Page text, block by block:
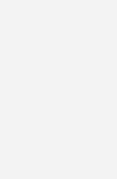
BEG-
Klima-Bonus
besonders alter
den Speed-Bonus in
zieht die geplante
zu setzen, soll
5 Prozent[punkte]
Bonus zudem auch auf
und Vermieter
zeitnah einen
entlastet damit auch